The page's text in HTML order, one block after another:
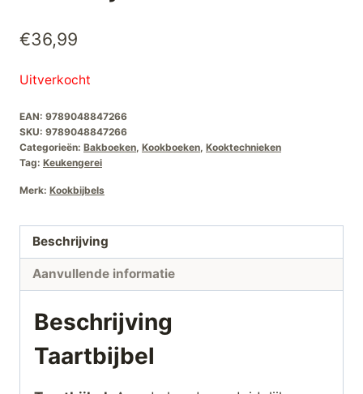
€36,99
Uitverkocht
EAN: 9789048847266
SKU: 9789048847266
Categorieën: Bakboeken, Kookboeken, Kooktechnieken
Tag: Keukengerei
Merk: Kookbijbels
Beschrijving
Aanvullende informatie
Beschrijving
Taartbijbel